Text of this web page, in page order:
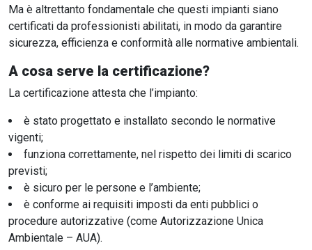
Ma è altrettanto fondamentale che questi impianti siano
certificati da professionisti abilitati, in modo da garantire
sicurezza, efficienza e conformità alle normative ambientali.
A cosa serve la certificazione?
La certificazione attesta che l’impianto:
è stato progettato e installato secondo le normative
vigenti;
funziona correttamente, nel rispetto dei limiti di scarico
previsti;
è sicuro per le persone e l’ambiente;
è conforme ai requisiti imposti da enti pubblici o
procedure autorizzative (come Autorizzazione Unica
Ambientale – AUA).